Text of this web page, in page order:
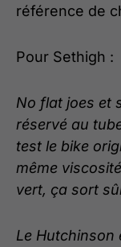
référence de
Pour Sethigh :
No flat joes et
réservé au
test le bike
même
vert, ça sort
Le Hutchinson